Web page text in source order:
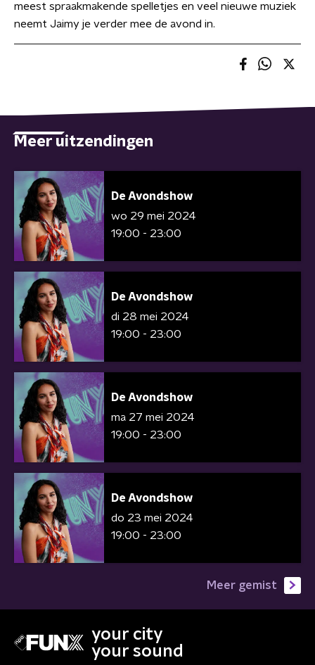
meest spraakmakende spelletjes en veel nieuwe muziek
neemt Jaimy je verder mee de avond in.
Meer uitzendingen
De Avondshow
wo 29 mei 2024
19:00 - 23:00
De Avondshow
di 28 mei 2024
19:00 - 23:00
De Avondshow
ma 27 mei 2024
19:00 - 23:00
De Avondshow
do 23 mei 2024
19:00 - 23:00
Meer gemist
your city
your sound